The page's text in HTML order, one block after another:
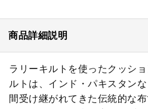
商品詳細説明
ラリーキルトを使ったクッシ
ルトは、インド・パキスタン
間受け継がれてきた伝統的な